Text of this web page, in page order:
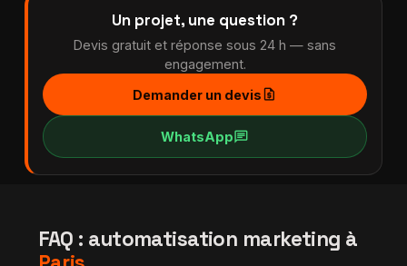
Un projet, une question ?
Devis gratuit et réponse sous 24 h — sans
engagement.
Demander un devisrequest_quote
WhatsAppchat
FAQ : automatisation marketing à